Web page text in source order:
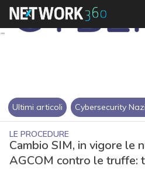
Ultimi articoli Cybersecurity
LE PROCEDURE
Cambio SIM, in vigore le
AGCOM contro le truffe: